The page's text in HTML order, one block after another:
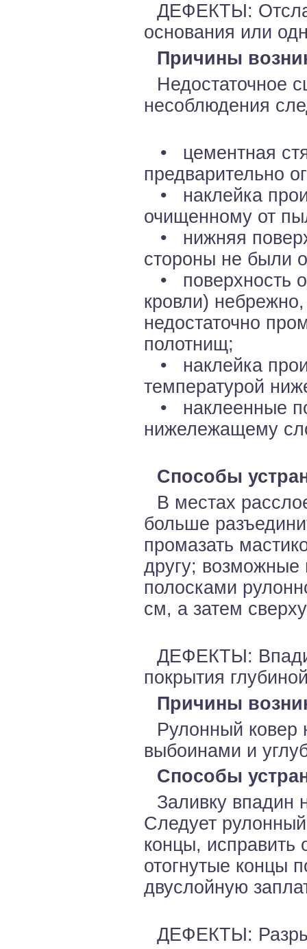
ДЕФЕКТЫ:
основания или
Причины
Недостаточное
несоблюдения
• цементная
предварительно
• наклейка
очищенному от
• нижняя
стороны не были
• поверхность
кровли)
недостаточно
полотнищ;
• наклейка
температурой
• наклеенные
нижележащему
Способы
В местах
больше
промазать
другу; возможные
полосками
см, а затем
ДЕФЕКТЫ:
покрытия
Причины
Рулонный ковер
выбоинами и
Способы
Заливку впадин
Следует рулонный
концы, исправить
отогнутые концы
двуслойную
ДЕФЕКТЫ: